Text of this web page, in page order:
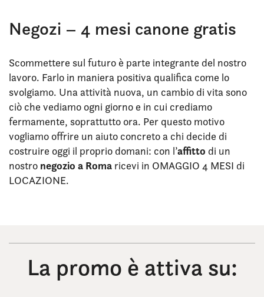
Negozi – 4 mesi canone gratis
Scommettere sul futuro è parte integrante del nostro
lavoro. Farlo in maniera positiva qualifica come lo
svolgiamo. Una attività nuova, un cambio di vita sono
ciò che vediamo ogni giorno e in cui crediamo
fermamente, soprattutto ora. Per questo motivo
vogliamo offrire un aiuto concreto a chi decide di
costruire oggi il proprio domani: con l’affitto di un
nostro negozio a Roma ricevi in OMAGGIO 4 MESI di
LOCAZIONE.
La promo è attiva su: